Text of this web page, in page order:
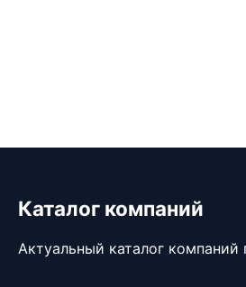
Каталог компаний
Актуальный каталог компаний